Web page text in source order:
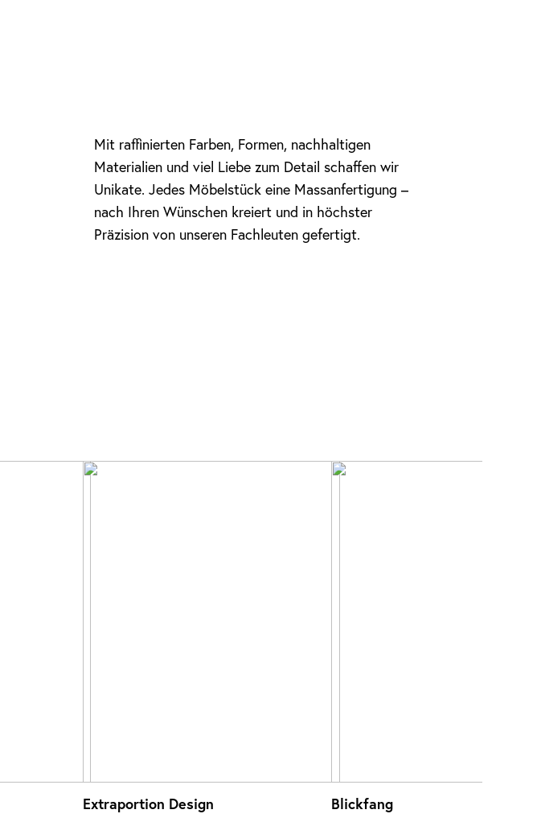
Mit raffinierten Farben, Formen, nachhaltigen
Materialien und viel Liebe zum Detail schaffen wir
Unikate. Jedes Möbelstück eine Massanfertigung –
nach Ihren Wünschen kreiert und in höchster
Präzision von unseren Fachleuten gefertigt.
Extraportion Design Blickfang